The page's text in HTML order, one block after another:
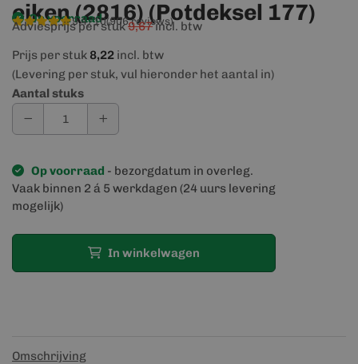
eiken (2816) (Potdeksel 177)
Op voorraad
9,4/10(906 reviews)
Adviesprijs per stuk9,67incl. btw
Prijs per stuk 8,22 incl. btw
(Levering per stuk, vul hieronder het aantal in)
Aantal stuks
Op voorraad - bezorgdatum in overleg.
Vaak binnen 2 á 5 werkdagen (24 uurs levering
mogelijk)
In winkelwagen
Omschrijving